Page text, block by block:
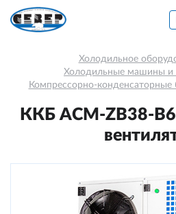
Холодильное
Холодильные машины и
Компрессорно-
ККБ ACM-ZB38-